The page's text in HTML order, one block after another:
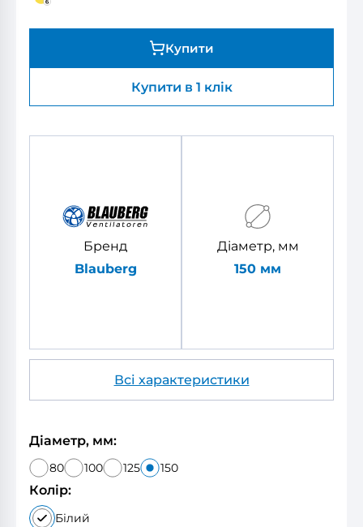
Купити
Купити в 1 клік
Бренд
Blauberg
Діаметр, мм
150 мм
Всі характеристики
Діаметр, мм:
80 100 125 150
Колір:
Білий